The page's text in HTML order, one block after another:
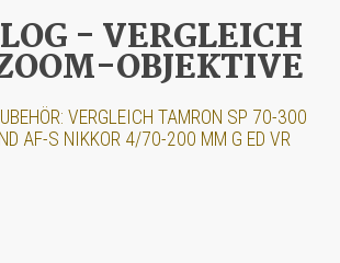
- VERGLEICH
OBJEKTIVE
VERGLEICH TAMRON SP 70-300
AF-S NIKKOR 4/70-200 MM G ED VR